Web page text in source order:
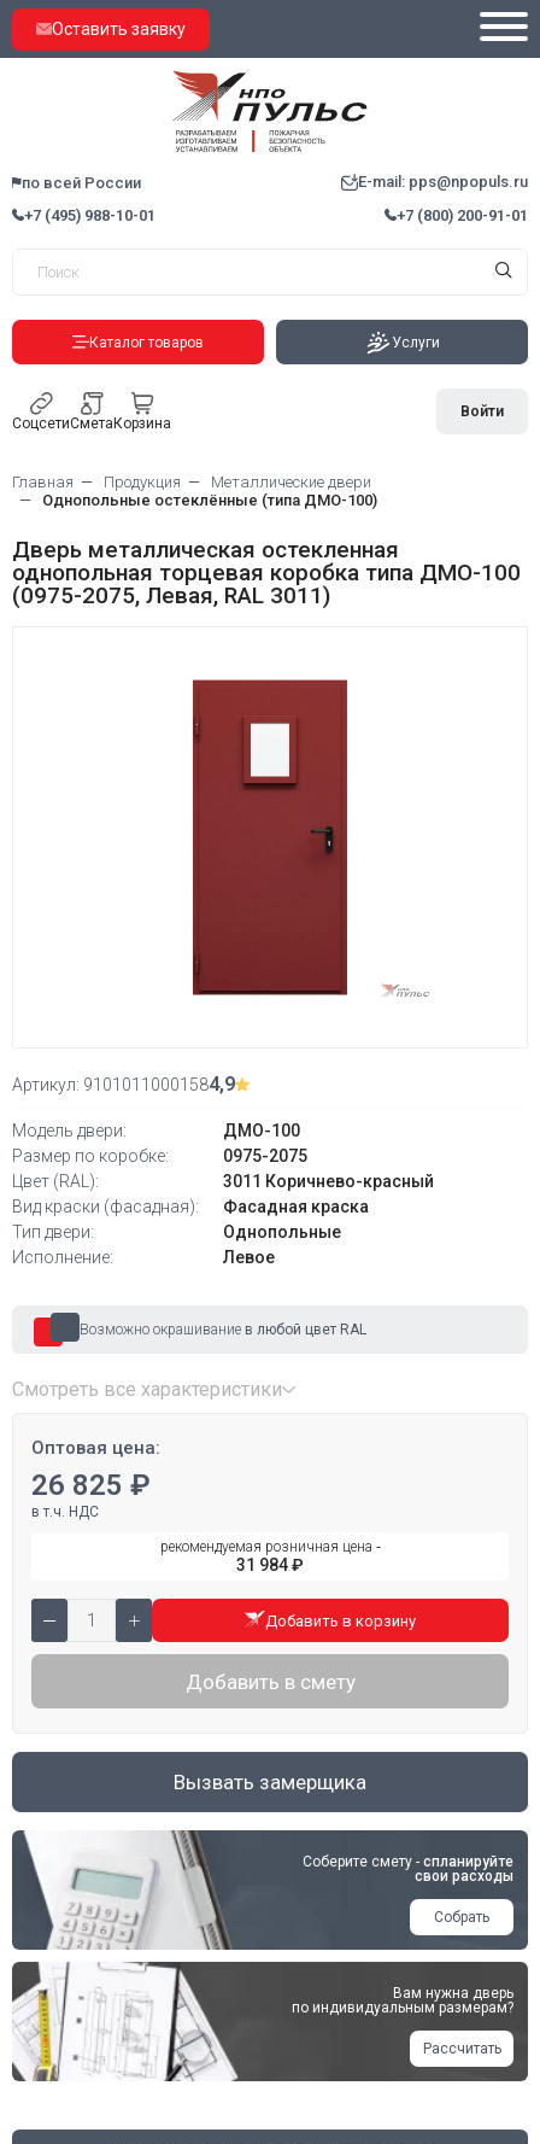
Оставить заявку
по всей России
E-mail: pps@npopuls.ru
+7 (495) 988-10-01
+7 (800) 200-91-01
Каталог товаров Услуги
СоцсетиСметаКорзина
Войти
Главная Продукция
Металлические двери
Однопольные остеклённые (типа ДМО-100)
Дверь металлическая остекленная
однопольная торцевая коробка типа ДМО-100
(0975-2075, Левая, RAL 3011)
Артикул: 91010110001584,9
Модель двери:
ДМО-100
Размер по коробке:
0975-2075
Цвет (RAL):
3011 Коричнево-красный
Вид краски (фасадная):
Фасадная краска
Тип двери:
Однопольные
Исполнение:
Левое
Возможно окрашивание в любой цвет RAL
Смотреть все характеристики
Оптовая цена:
26 825 ₽
в т.ч. НДС
рекомендуемая розничная цена ‐
31 984 ₽
Добавить в корзину
Добавить в смету
Вызвать замерщика
Соберите смету - спланируйте
свои расходы
Собрать
Вам нужна дверь
по индивидуальным размерам?
Рассчитать